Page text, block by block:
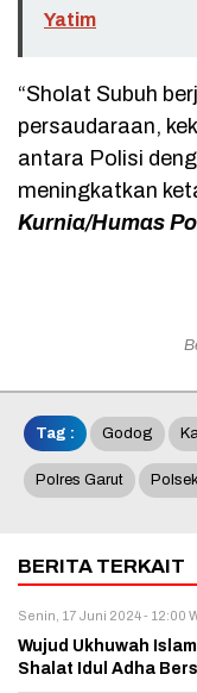
Yatim
“Sholat Subuh
persaudaraan,
antara Polisi
meningkatkan
Kurnia/Humas
Tag : Godog
Polres Garut
BERITA TERKAIT
Senin, 17 Juni 2024 - 12:00
Wujud Ukhuwah
Shalat Idul Adha